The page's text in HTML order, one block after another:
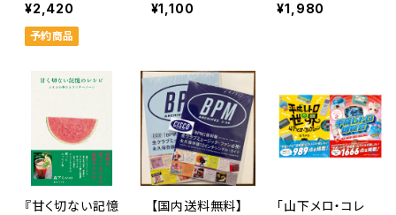
ィスコの創成期
を支えた人たち』
¥2,420
予約商品
¥1,100 ¥1,980
『甘く切ない記憶
【国内送料無料】
「山下メロ・コレ